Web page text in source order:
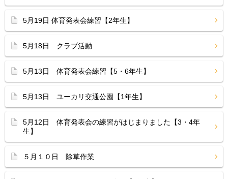
5月19日 体育発表会練習【2年生】
5月18日 クラブ活動
5月13日 体育発表会練習【5・6年生】
5月13日 ユーカリ交通公園【1年生】
5月12日 体育発表会の練習がはじまりました【3・4年
生】
５月１０日 除草作業